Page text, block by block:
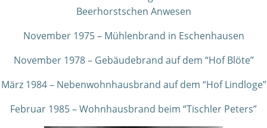
Beerhorstschen Anwesen
November 1975 – Mühlenbrand in Eschenhausen
November 1978 – Gebäudebrand auf dem “Hof Blöte”
März 1984 – Nebenwohnhausbrand auf dem “Hof Lindloge”
Februar 1985 – Wohnhausbrand beim “Tischler Peters”